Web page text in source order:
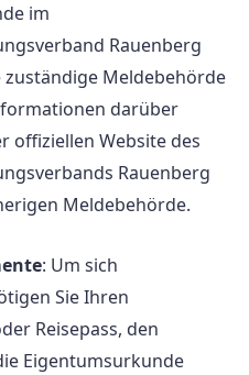
im
Rauenberg
zuständige Meldebehörde
darüber
offiziellen Website des
Rauenberg
Meldebehörde.
: Um sich
Sie Ihren
Reisepass, den
Eigentumsurkunde